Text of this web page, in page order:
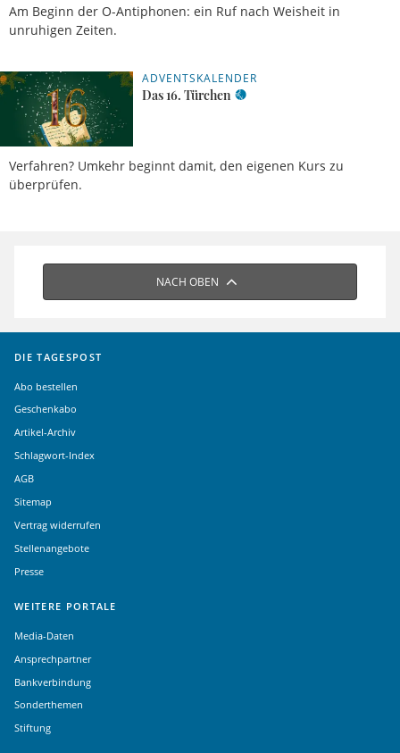
Am Beginn der O-Antiphonen: ein Ruf nach Weisheit in
unruhigen Zeiten.
ADVENTSKALENDER
Das 16. Türchen
Verfahren? Umkehr beginnt damit, den eigenen Kurs zu
überprüfen.
NACH OBEN
DIE TAGESPOST
Abo bestellen
Geschenkabo
Artikel-Archiv
Schlagwort-Index
AGB
Sitemap
Vertrag widerrufen
Stellenangebote
Presse
WEITERE PORTALE
Media-Daten
Ansprechpartner
Bankverbindung
Sonderthemen
Stiftung